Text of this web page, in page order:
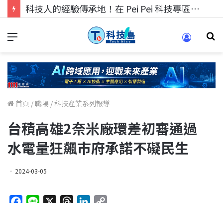
科技人的經驗傳承地！在 Pei Pei 科技專區，與學弟妹交流最硬核的技術
首頁 /職場 /科技產業系列報導
台積高雄2奈米廠環差初審通過
水電量狂飆市府承諾不礙民生
2024-03-05